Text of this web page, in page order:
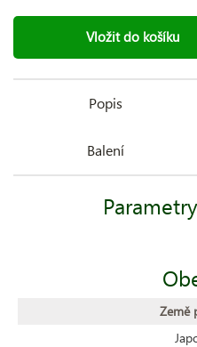
Vložit do košíku
Popis
Balení
Země